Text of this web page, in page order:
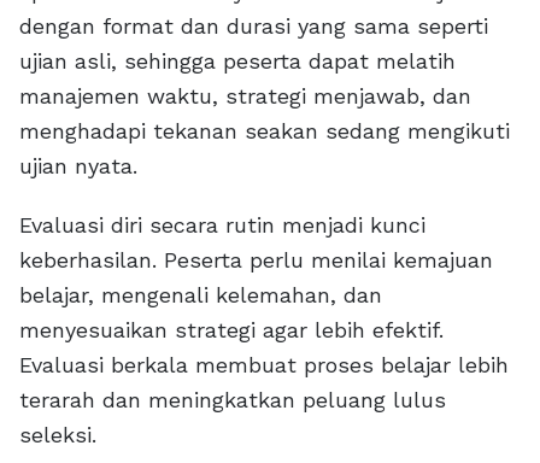
dengan format dan durasi yang sama seperti
ujian asli, sehingga peserta dapat melatih
manajemen waktu, strategi menjawab, dan
menghadapi tekanan seakan sedang mengikuti
ujian nyata.
Evaluasi diri secara rutin menjadi kunci
keberhasilan. Peserta perlu menilai kemajuan
belajar, mengenali kelemahan, dan
menyesuaikan strategi agar lebih efektif.
Evaluasi berkala membuat proses belajar lebih
terarah dan meningkatkan peluang lulus
seleksi.